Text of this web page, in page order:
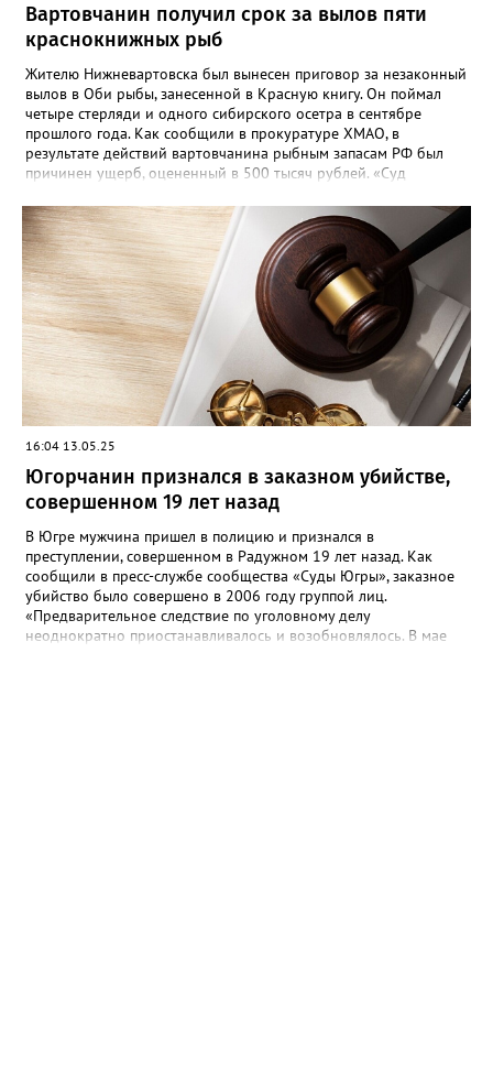
Вартовчанин получил срок за вылов пяти
краснокнижных рыб
Жителю Нижневартовска был вынесен приговор за незаконный
вылов в Оби рыбы, занесенной в Красную книгу. Он поймал
четыре стерляди и одного сибирского осетра в сентябре
прошлого года. Как сообщили в прокуратуре ХМАО, в
результате действий вартовчанина рыбным запасам РФ был
причинен ущерб, оцененный в 500 тысяч рублей. «Суд
свободы условно с испытательным сроком в один год», —
говорится в сообщении. Также у мужчины конфисковали
моторную лодку и передали государству. На данный момент
приговор не вступил в законную силу.
16:04 13.05.25
Югорчанин признался в заказном убийстве,
совершенном 19 лет назад
В Югре мужчина пришел в полицию и признался в
преступлении, совершенном в Радужном 19 лет назад. Как
сообщили в пресс-службе сообщества «Суды Югры», заказное
убийство было совершено в 2006 году группой лиц.
«Предварительное следствие по уголовному делу
неоднократно приостанавливалось и возобновлялось. В мае